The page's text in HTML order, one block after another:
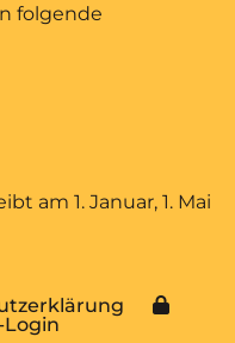
folgende
am 1. Januar, 1. Mai
Login